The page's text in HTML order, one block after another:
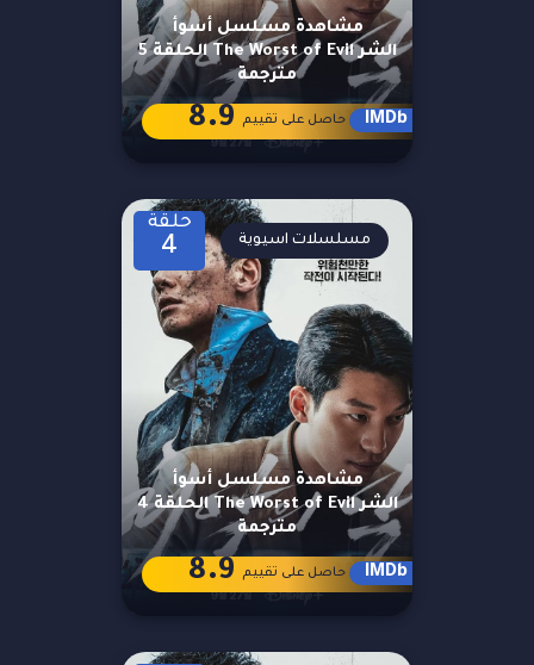
مشاهدة مسلسل أسوأ
الشر The Worst of Evil الحلقة 5
مترجمة
IMDb حاصل على تقييم 8.9
حلقة
4
مشاهدة مسلسل أسوأ
الشر The Worst of Evil الحلقة 4
مترجمة
مسلسلات اسيوية
IMDb حاصل على تقييم 8.9